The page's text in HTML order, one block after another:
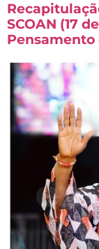
SCOAN (17